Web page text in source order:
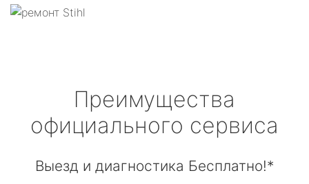
Преимущества
официального сервиса
Выезд и диагностика Бесплатно!*